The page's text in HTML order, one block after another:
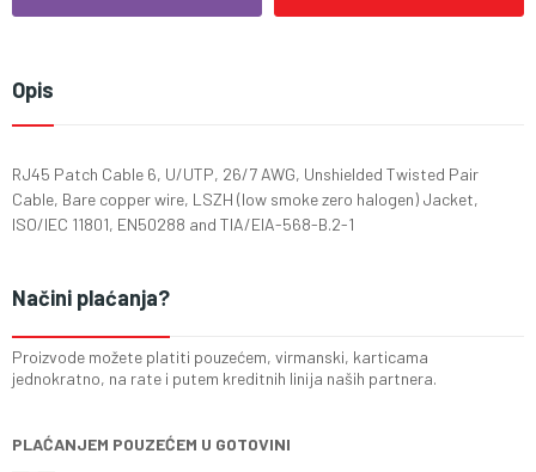
Opis
RJ45 Patch Cable 6, U/UTP, 26/7 AWG, Unshielded Twisted Pair
Cable, Bare copper wire, LSZH (low smoke zero halogen) Jacket,
ISO/IEC 11801, EN50288 and TIA/EIA-568-B.2-1
Načini plaćanja?
Proizvode možete platiti pouzećem, virmanski, karticama
jednokratno, na rate i putem kreditnih linija naših partnera.
PLAĆANJEM POUZEĆEM U GOTOVINI